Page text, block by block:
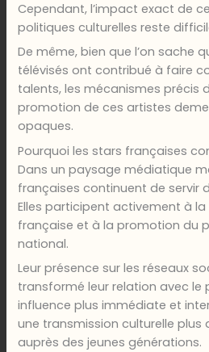
Cependant, l’impact exact de
politiques culturelles reste
De même, bien que l’on sache
télévisés ont contribué à faire
talents, les mécanismes précis
promotion de ces artistes
opaques.
Pourquoi les stars françaises
Dans un paysage médiatique
françaises continuent de servir
Elles participent activement à
française et à la promotion du
national.
Leur présence sur les réseaux
transformé leur relation avec le
influence plus immédiate et
une transmission culturelle
auprès des jeunes générations.